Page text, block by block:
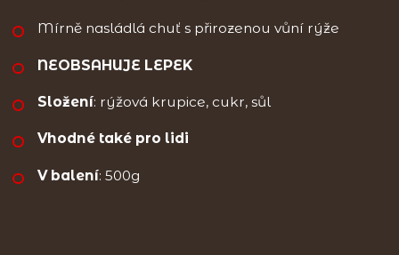
Mírně nasládlá chuť s přirozenou vůní rýže
NEOBSAHUJE LEPEK
Složení: rýžová krupice, cukr, sůl
Vhodné také pro lidi
V balení: 500g